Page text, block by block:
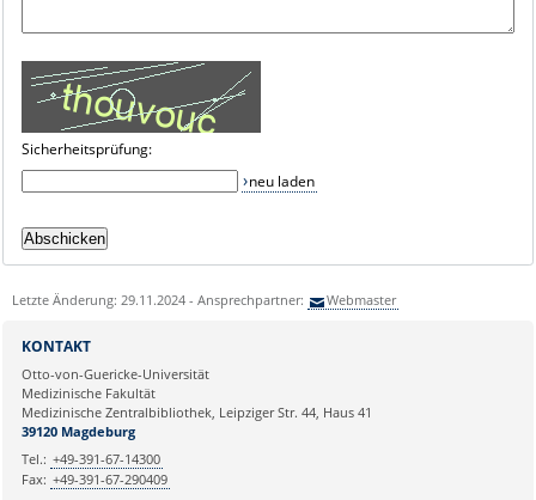
Sicherheitsprüfung:
neu laden
Letzte Änderung: 29.11.2024 - Ansprechpartner: Webmaster
KONTAKT
Otto-von-Guericke-Universität
Medizinische Fakultät
Medizinische Zentralbibliothek, Leipziger Str. 44, Haus 41
39120 Magdeburg
Tel.: +49-391-67-14300
Fax: +49-391-67-290409